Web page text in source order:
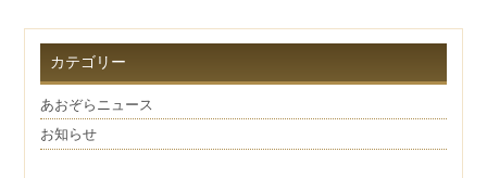
カテゴリー
あおぞらニュース
お知らせ